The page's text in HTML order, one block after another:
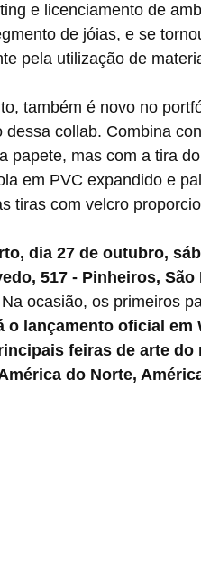
e licenciamento de
de jóias, e se
pela utilização de
collab. Combina
papete, mas com a tira
em PVC expandido e
tiras com velcro
dia 27 de outubro,
517 - Pinheiros, São
Na ocasião, os primeiros
o lançamento oficial em
feiras de arte do
do Norte,